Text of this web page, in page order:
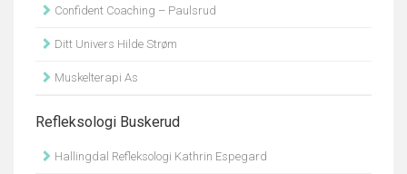
Confident Coaching – Paulsrud
Ditt Univers Hilde Strøm
Muskelterapi As
Refleksologi Buskerud
Hallingdal Refleksologi Kathrin Espegard